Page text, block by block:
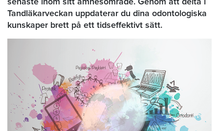
Tandläkarveckan uppdaterar du dina odontologiska
kunskaper brett på ett tidseffektivt sätt.